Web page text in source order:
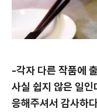
-각자 다른 작품에
사실 쉽지 않은 일인
응해주셔서 감사하